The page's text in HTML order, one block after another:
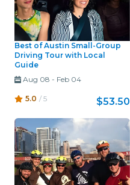
Best of Austin Small-Group
Driving Tour with Local
Guide
Aug 08 - Feb 04
5.0 / 5 $53.50